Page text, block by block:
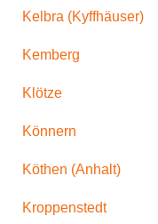
Kelbra (Kyffhäuser)
Kemberg
Klötze
Könnern
Köthen (Anhalt)
Kroppenstedt